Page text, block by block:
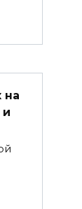
на
и